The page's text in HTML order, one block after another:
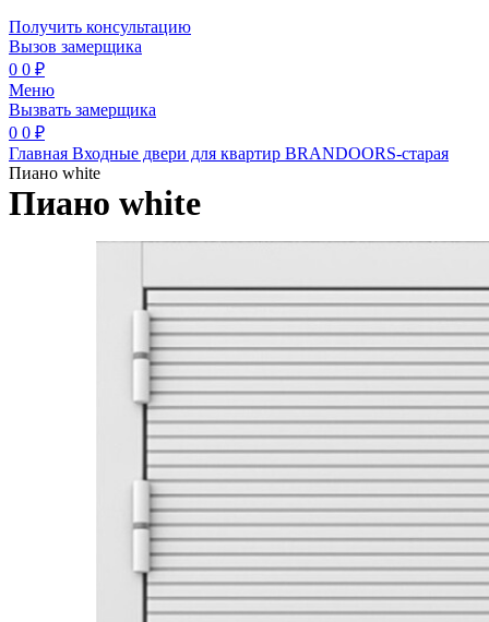
Получить консультацию
Вызов замерщика
0 0 ₽
Меню
Вызвать замерщика
0 0 ₽
Главная Входные двери для квартир BRANDOORS-старая
Пиано white
Пиано white